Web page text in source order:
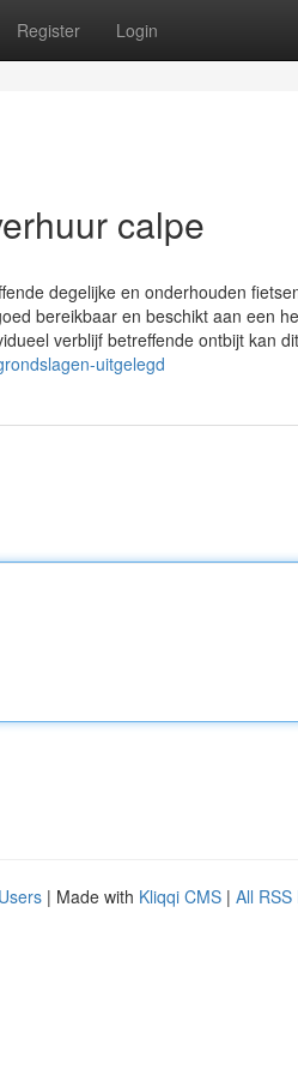
Register Login
calpe
degelijke en onderhouden
bereikbaar en beschikt aan een
verblijf betreffende ontbijt kan
uitgelegd
| Made with Kliqqi CMS | All